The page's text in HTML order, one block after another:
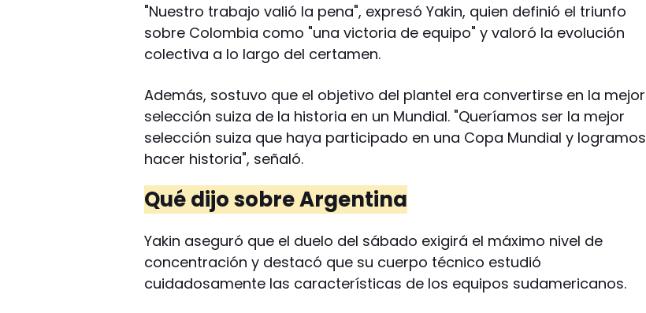
"Nuestro trabajo valió la pena", expresó Yakin, quien definió el triunfo
sobre Colombia como "una victoria de equipo" y valoró la evolución
colectiva a lo largo del certamen.
Además, sostuvo que el objetivo del plantel era convertirse en la mejor
selección suiza de la historia en un Mundial. "Queríamos ser la mejor
selección suiza que haya participado en una Copa Mundial y logramos
hacer historia", señaló.
Qué dijo sobre Argentina
Yakin aseguró que el duelo del sábado exigirá el máximo nivel de
concentración y destacó que su cuerpo técnico estudió
cuidadosamente las características de los equipos sudamericanos.